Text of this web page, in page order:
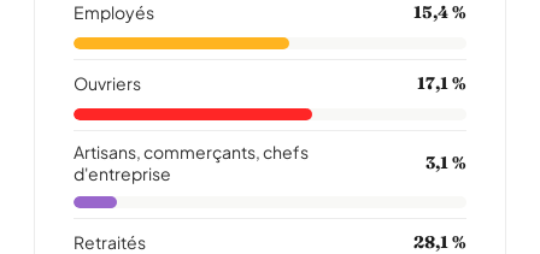
Employés 15,4 %
Ouvriers 17,1 %
Artisans, commerçants, chefs
d'entreprise
3,1 %
Retraités 28,1 %